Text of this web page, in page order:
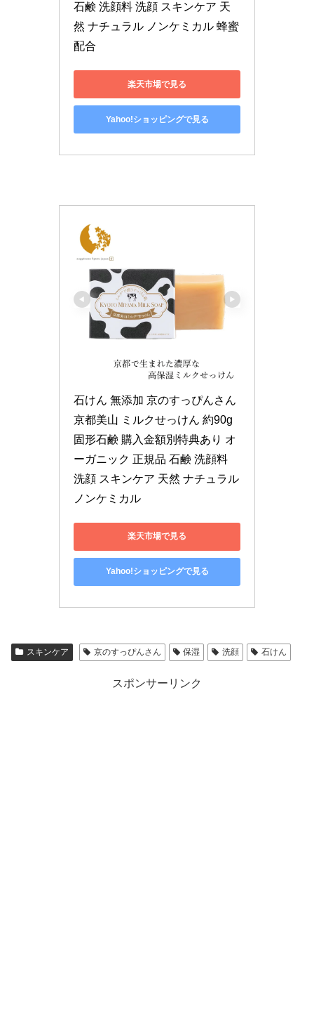
石鹸 洗顔料 洗顔 スキンケア 天
然 ナチュラル ノンケミカル 蜂蜜
配合
楽天市場で見る
Yahoo!ショッピングで見る
石けん 無添加 京のすっぴんさん
京都美山 ミルクせっけん 約90g
固形石鹸 購入金額別特典あり オ
ーガニック 正規品 石鹸 洗顔料
洗顔 スキンケア 天然 ナチュラル
ノンケミカル
楽天市場で見る
Yahoo!ショッピングで見る
スキンケア 京のすっぴんさん 保湿 洗顔 石けん
スポンサーリンク